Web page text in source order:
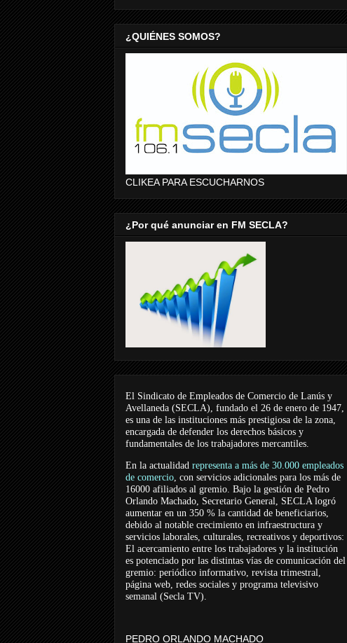
¿QUIÉNES SOMOS?
CLIKEA PARA ESCUCHARNOS
¿Por qué anunciar en FM SECLA?
El Sindicato de Empleados de Comercio de Lanús y
Avellaneda (SECLA), fundado el 26 de enero de 1947,
es una de las instituciones más prestigiosa de la zona,
encargada de defender los derechos básicos y
fundamentales de los trabajadores mercantiles.
En la actualidad representa a más de 30.000 empleados
de comercio, con servicios adicionales para los más de
16000 afiliados al gremio. Bajo la gestión de Pedro
Orlando Machado, Secretario General, SECLA logró
aumentar en un 350 % la cantidad de beneficiarios,
debido al notable crecimiento en infraestructura y
servicios laborales, culturales, recreativos y deportivos:
El acercamiento entre los trabajadores y la institución
es potenciado por las distintas vías de comunicación del
gremio: periódico informativo, revista trimestral,
página web, redes sociales y programa televisivo
semanal (Secla TV).
PEDRO ORLANDO MACHADO